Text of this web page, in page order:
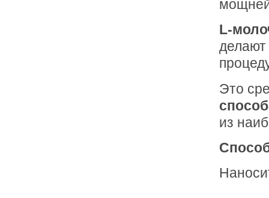
L-
делают
Это
из